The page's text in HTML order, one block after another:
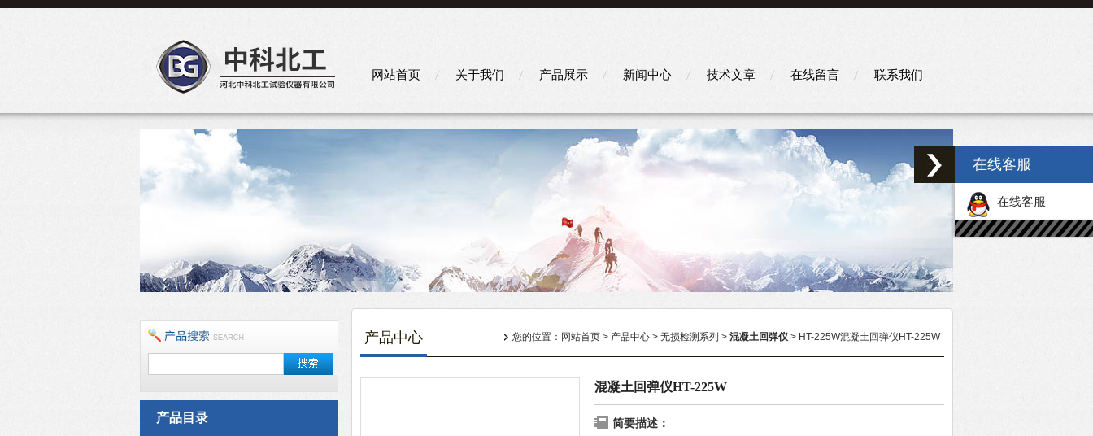
网站首页 关于我们 产品展示 新闻中心 技术文章 在线留言 联系我们
产品目录
产品中心 您的位置： 网站首页 > 产品中心 > 无损检测系列 > 混凝土回弹仪 > HT-225W混凝土回弹仪HT-225W
混凝土回弹仪HT-225W
简要描述：
在线客服
在线客服